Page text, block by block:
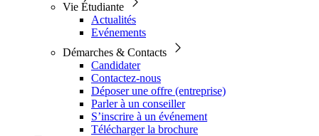
Vie Étudiante
Actualités
Evénements
Démarches & Contacts
Candidater
Contactez-nous
Déposer une offre (entreprise)
Parler à un conseiller
S’inscrire à un événement
Télécharger la brochure